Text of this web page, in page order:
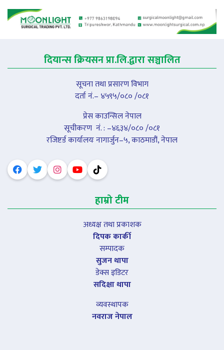
दियान्स क्रियसन प्रा.लि.द्वारा सञ्चालित
सूचना तथा प्रसारण विभाग
दर्ता नं.– ४५९५/०८० /०८१
प्रेस काउन्सिल नेपाल
सूचीकरण नंं. : –४६३४/०८० /०८१
रजिष्टर्ड कार्यालयः नागार्जुन–५, काठमाडौं, नेपाल
हाम्रो टीम
अध्यक्ष तथा प्रकाशक
दिपक कार्की
सम्पादक
सुजन थापा
डेक्स इडिटर
सदिक्षा थापा
व्यवस्थापक
नवराज नेपाल